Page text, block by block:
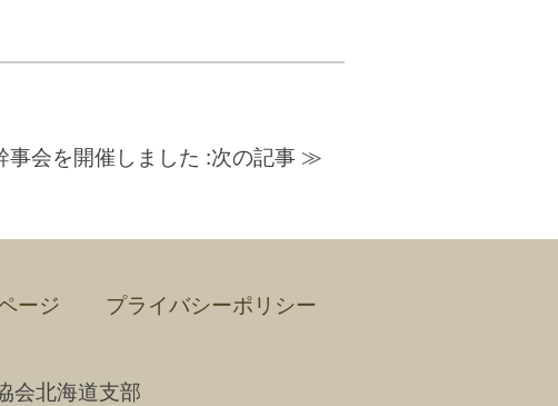
会を開催しました :次の記事 ≫
ージ プライバシーポリシー
会北海道支部